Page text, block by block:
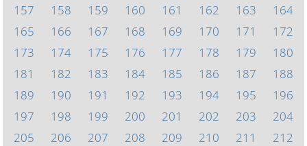
157
158 159 160 161 162 163
164
165
166 167 168 169 170 171
172
173
174 175 176 177 178 179
180
181
182 183 184 185 186 187
188
189
190 191 192 193 194 195
196
197
198 199 200 201 202 203
204
205
206 207 208 209 210 211
212